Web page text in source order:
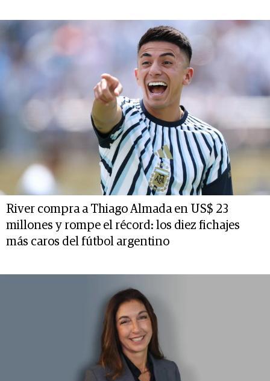
River compra a Thiago Almada en US$ 23
millones y rompe el récord: los diez fichajes
más caros del fútbol argentino